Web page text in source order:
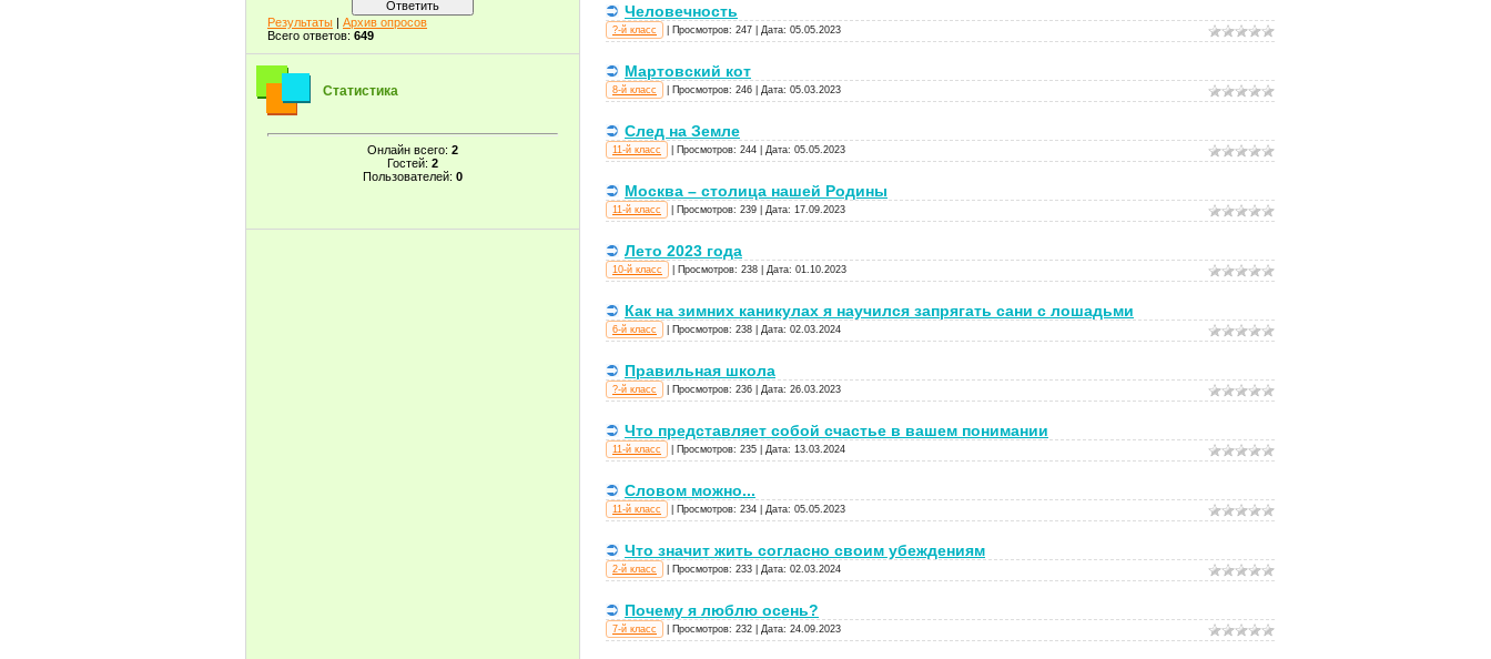
Результаты | Архив опросов
Всего ответов: 649
Статистика
Онлайн всего: 2
Гостей: 2
Пользователей: 0
Человечность
?-й класс Просмотров: 247 Дата: 05.05.2023
Мартовский кот
8-й класс Просмотров: 246 Дата: 05.03.2023
След на Земле
11-й класс Просмотров: 244 Дата: 05.05.2023
Москва – столица нашей Родины
11-й класс Просмотров: 239 Дата: 17.09.2023
Лето 2023 года
10-й класс Просмотров: 238 Дата: 01.10.2023
Как на зимних каникулах я научился запрягать сани с лошадьми
6-й класс Просмотров: 238 Дата: 02.03.2024
Правильная школа
?-й класс Просмотров: 236 Дата: 26.03.2023
Что представляет собой счастье в вашем понимании
11-й класс Просмотров: 235 Дата: 13.03.2024
Словом можно...
11-й класс Просмотров: 234 Дата: 05.05.2023
Что значит жить согласно своим убеждениям
2-й класс Просмотров: 233 Дата: 02.03.2024
Почему я люблю осень?
7-й класс Просмотров: 232 Дата: 24.09.2023